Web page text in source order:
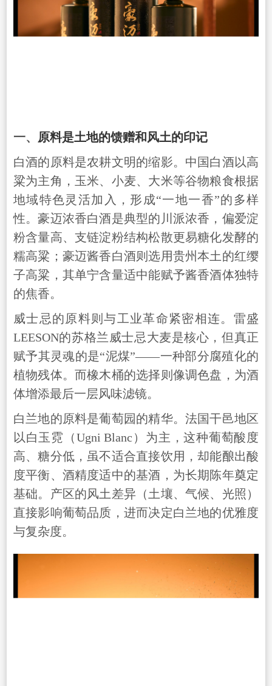
一、 原料是土地的馈赠和风土的印记
白酒的原料是农耕文明的缩影。中国白酒以高
粱为主角，玉米、小麦、大米等谷物粮食根据
地域特色灵活加入，形成“一地一香”的多样
性。豪迈浓香白酒是典型的川派浓香，偏爱淀
粉含量高、支链淀粉结构松散更易糖化发酵的
糯高粱；豪迈酱香白酒则选用贵州本土的红缨
子高粱，其单宁含量适中能赋予酱香酒体独特
的焦香。
威士忌的原料则与工业革命紧密相连。雷盛
LEESON的苏格兰威士忌大麦是核心，但真正
赋予其灵魂的是“泥煤”——一种部分腐殖化的
植物残体。而橡木桶的选择则像调色盘，为酒
体增添最后一层风味滤镜。
白兰地的原料是葡萄园的精华。法国干邑地区
以白玉霓（Ugni Blanc）为主，这种葡萄酸度
高、糖分低，虽不适合直接饮用，却能酿出酸
度平衡、酒精度适中的基酒，为长期陈年奠定
基础。产区的风土差异（土壤、气候、光照）
直接影响葡萄品质，进而决定白兰地的优雅度
与复杂度。